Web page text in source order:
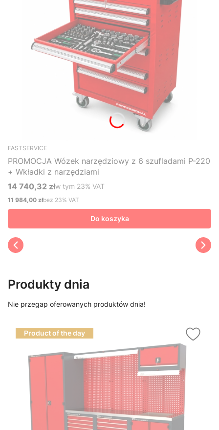
FASTSERVICE
PROMOCJA Wózek narzędziowy z 6 szufladami P-220
+ Wkładki z narzędziami
Cena brutto
14 740,32 złw tym %s VAT
w tym 23% VAT
Cena netto
11 984,00 złbez 23% VAT
Do koszyka
Produkty dnia
Nie przegap oferowanych produktów dnia!
Product of the day